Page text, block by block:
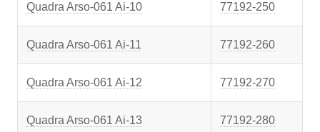
Quadra Arso-061 Ai-10 77192-250
Quadra Arso-061 Ai-11 77192-260
Quadra Arso-061 Ai-12 77192-270
Quadra Arso-061 Ai-13 77192-280